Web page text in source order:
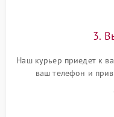
3.
Наш курьер приедет к
ваш телефон и